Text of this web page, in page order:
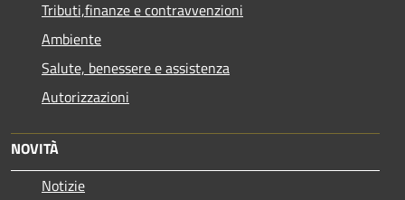
Tributi,finanze e contravvenzioni
Ambiente
Salute, benessere e assistenza
Autorizzazioni
NOVITÀ
Notizie